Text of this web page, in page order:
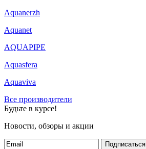
Aquanerzh
Aquanet
AQUAPIPE
Aquasfera
Aquaviva
Все производители
Будьте в курсе!
Новости, обзоры и акции
Подписаться